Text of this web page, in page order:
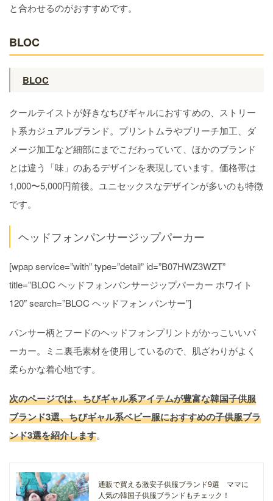
と合わせるのがおすすめです。
BLOC
BLOC
クールテイストが好きなちびギャルにおすすめの、ストリー
ト系カジュアルブランド。プリントムラやブリーチ加工、ダ
メージ加工など細部にまでこだわっていて、ほかのブランド
とは違う「味」のあるデザインを表現しています。価格帯は
1,000〜5,000円前後。ユニセックスなデザインが多いのも特徴
です。
ヘッドフォンパンサージップパーカー
[wpap service=”with” type=”detail” id=”B07HWZ3WZT”
title=”BLOC ヘッドフォンパンサージップパーカー ホワイト
120″ search=”BLOC ヘッドフォン パンサー”]
パンサー柄とフードのヘッドフォンプリントがかっこいいパ
ーカー。ミニ裏毛素材を使用しているので、肌ざわりがよく
柔らかな着心地です。
次のページでは、ちびギャル系アイテムが豊富な韓国子供服
ブランド3選、ちびギャル系ベビー服におすすめの子供服ブラ
ンド3選を紹介します。
通販で買える激安子供服ブランド9選 ママに
人気の韓国子供服ブランドもチェック！